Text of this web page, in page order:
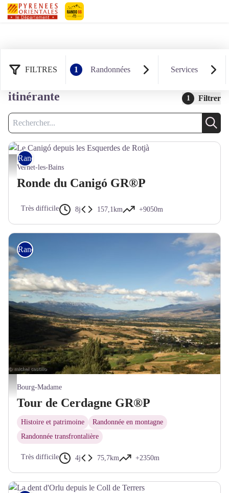
FILTRES 1 Randonnées Services
9 résultats randonnées : Rando
itinérante
1 Filtrer
Recherche
Le Canigó depuis les Esquerdes de Rotjà - © Bernard Frankel - CD66
Rando itinérante
Vernet-les-Bains
Ronde du Canigó GR®P
Très difficile 8j 157,1km +9050m
Vue sur le plateau Cerdan - © M. Castillo - CD66
Rando itinérante
Bourg-Madame
Tour de Cerdagne GR®P
Histoire et patrimoine
Randonnée en montagne
Randonnée transfrontalière
Très difficile 4j 75,7km +2350m